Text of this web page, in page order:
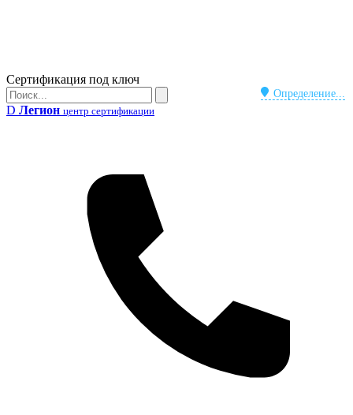
Бейдж
Сертификация под ключ
Определение...
Поиск
Поиск
D Легион центр сертификации